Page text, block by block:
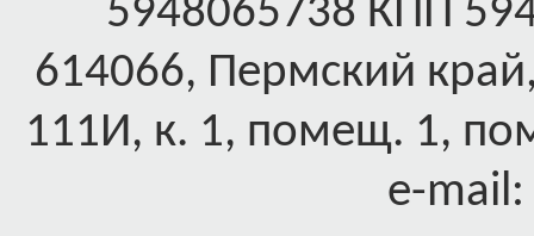
5948065738 КПП
614066, Пермский
111И, к. 1, помещ. 1,
e-mail: